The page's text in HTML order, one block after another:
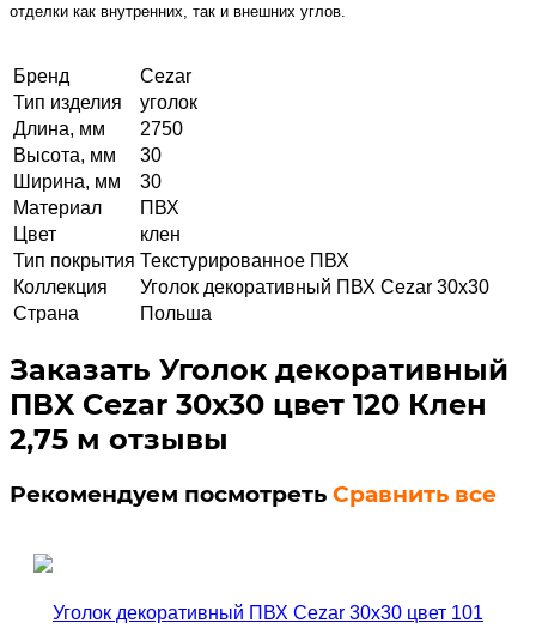
отделки как внутренних, так и внешних углов.
Бренд
Cezar
Тип изделия
уголок
Длина, мм
2750
Высота, мм
30
Ширина, мм
30
Материал
ПВХ
Цвет
клен
Тип покрытия Текстурированное ПВХ
Коллекция
Уголок декоративный ПВХ Cezar 30х30
Страна
Польша
Заказать Уголок декоративный
ПВХ Cezar 30х30 цвет 120 Клен
2,75 м отзывы
Рекомендуем посмотреть Сравнить все